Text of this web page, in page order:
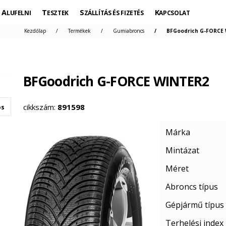
ALUFELNI TESZTEK SZÁLLÍTÁS ÉS FIZETÉS KAPCSOLAT
Kezdőlap Termékek Gumiabroncs BFGoodrich G-FORCE
BFGoodrich G-FORCE WINTER2
cikkszám: 891598
Márka
Mintázat
Méret
Abroncs típus
Gépjármű típus
Terhelési index